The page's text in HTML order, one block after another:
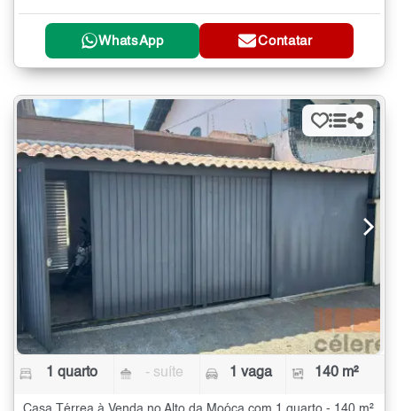
WhatsApp Contatar
1 quarto - suíte 1 vaga 140 m²